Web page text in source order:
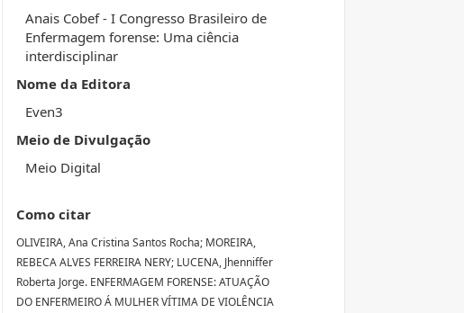
Anais Cobef - I Congresso Brasileiro de
Enfermagem forense: Uma ciência
interdisciplinar
Nome da Editora
Even3
Meio de Divulgação
Meio Digital
Como citar
OLIVEIRA, Ana Cristina Santos Rocha; MOREIRA,
REBECA ALVES FERREIRA NERY; LUCENA, Jhenniffer
Roberta Jorge. ENFERMAGEM FORENSE: ATUAÇÃO
DO ENFERMEIRO Á MULHER VÍTIMA DE VIOLÊNCIA